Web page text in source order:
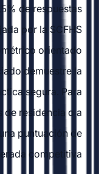
de respuestas
por la SCFHS
orientado
demuestre la
segura. Para
residencia o a
puntuación de
competitiva.